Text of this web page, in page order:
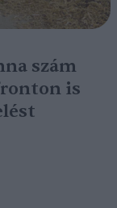
szám
is